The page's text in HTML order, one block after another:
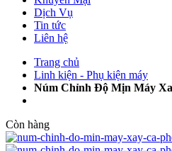
Dịch Vụ
Tin tức
Liên hệ
Trang chủ
Linh kiện - Phụ kiện máy
Núm Chỉnh Độ Mịn Máy
Còn hàng